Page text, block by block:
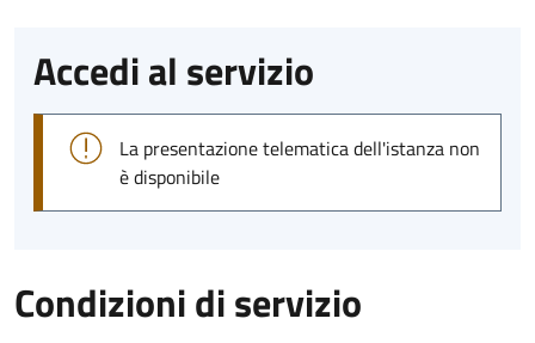
Accedi al servizio
La presentazione telematica dell'istanza non
è disponibile
Condizioni di servizio